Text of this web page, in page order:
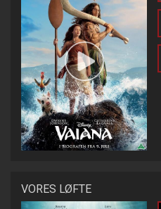
VORES LØFTE